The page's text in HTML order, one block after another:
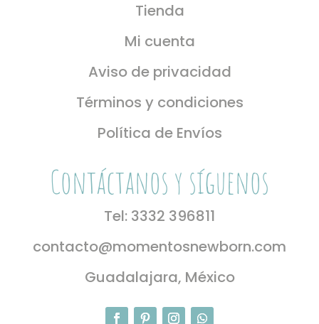
Tienda
Mi cuenta
Aviso de privacidad
Términos y condiciones
Política de Envíos
Contáctanos y síguenos
Tel: 3332 396811
contacto@momentosnewborn.com
Guadalajara, México